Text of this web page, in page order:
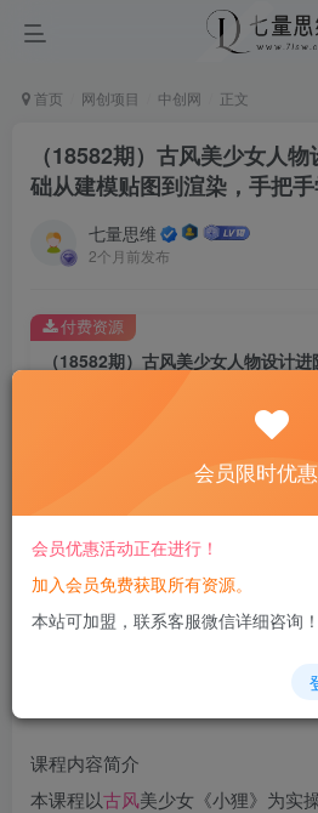
首页 网创项目 中创网 正文
（18582期）古风美少女人
础从建模贴图到渲染，手把
七量思维
2个月前发布
8.8
免费
您当前未登录！建议登
付费资源
课程内容简介
本课程以古风美少女《小狸》为实
会员限时优
会员优惠活动正在进行！
加入会员免费获取所有资源。
本站可加盟，联系客服微信详细咨询！